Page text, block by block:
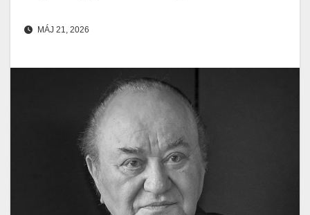
MÁJ 21, 2026